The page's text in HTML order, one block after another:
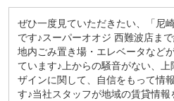
ぜひ一度見ていただきたい、「尼
です♪スーパーオオジ 西難波店ま
地内ごみ置き場・エレベータなど
ています♪上からの騒音がない、
ザインに関して、自信をもって情
す♪当社スタッフが地域の賃貸情